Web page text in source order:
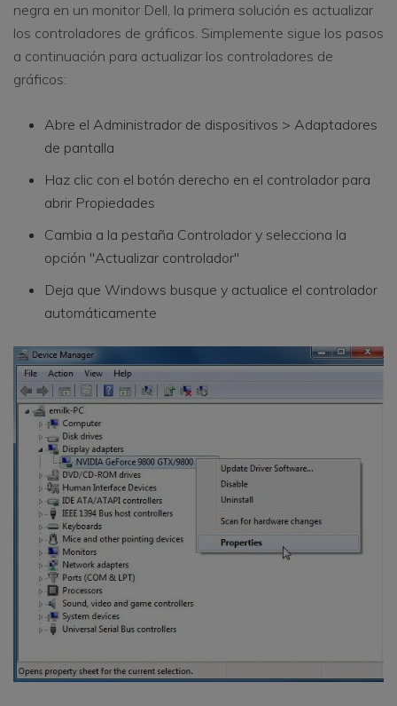
negra en un monitor Dell, la primera solución es actualizar
los controladores de gráficos. Simplemente sigue los pasos
a continuación para actualizar los controladores de
gráficos:
Abre el Administrador de dispositivos > Adaptadores
de pantalla
Haz clic con el botón derecho en el controlador para
abrir Propiedades
Cambia a la pestaña Controlador y selecciona la
opción "Actualizar controlador"
Deja que Windows busque y actualice el controlador
automáticamente